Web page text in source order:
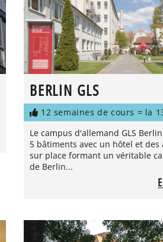
BERLIN GLS
12 semaines de cours = la
Le campus d'allemand GLS
5 bâtiments avec un hôtel et
sur place formant un véritable
de Berlin...